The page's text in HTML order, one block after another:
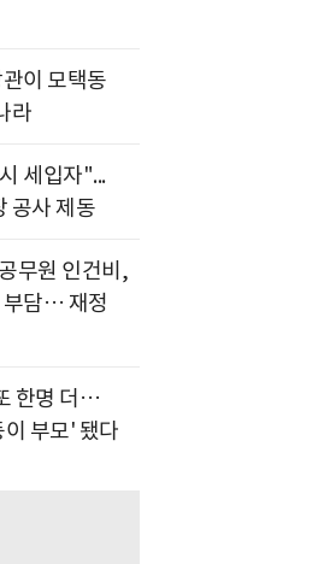
이 모택동
라
세입자"...
공사 제동
무원 인건비,
부담… 재정
한명 더…
부모' 됐다